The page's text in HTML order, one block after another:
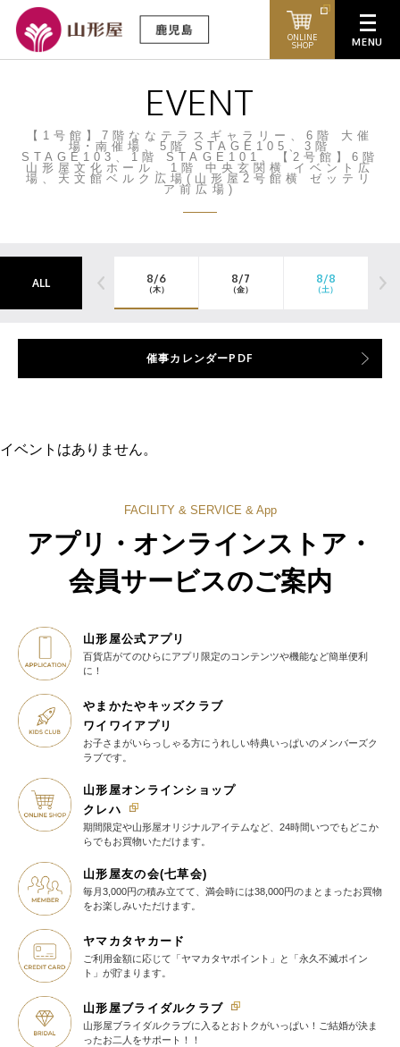
ONLINE
SHOP
EVENT
【1号館】7階ななテラスギャラリー、6階 大催
場･南催場、5階 STAGE105、3階
STAGE103、1階 STAGE101、【2号館】6階
山形屋文化ホール、1階 中央玄関横 イベント広
場、天文館ベルク広場(山形屋2号館横 ゼッテリ
ア前広場)
ALL 8/6
（木）
8/7
（金）
8/8
（土）
催事カレンダーPDF
イベントはありません。
FACILITY & SERVICE & App
アプリ・オンラインストア・
会員サービスのご案内
山形屋公式アプリ
百貨店がてのひらにアプリ限定のコンテンツや機能など簡単便利
に！
やまかたやキッズクラブ
ワイワイアプリ
お子さまがいらっしゃる方に うれしい特典いっぱいの メンバーズク
ラブです。
山形屋オンラインショップ
クレハ
期間限定や山形屋オリジナルアイテムなど、24時間いつでもどこか
らでもお買物いただけます。
山形屋友の会(七草会)
毎月3,000円の積み立てて、満会時には38,000円のまとまったお買物
をお楽しみいただけます。
ヤマカタヤカード
ご利用金額に応じて 「ヤマカタヤポイント」と
「永久不滅ポイン
ト」が貯まります。
山形屋ブライダルクラブ
山形屋ブライダルクラブに入ると おトクがいっぱい！ ご結婚が決ま
ったお二人をサポート！！